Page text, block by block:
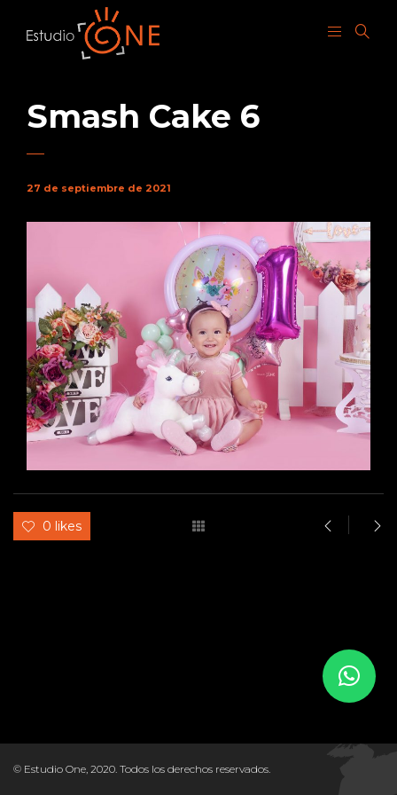
Smash Cake 6
27 de septiembre de 2021
0 likes
© Estudio One, 2020. Todos los derechos reservados.